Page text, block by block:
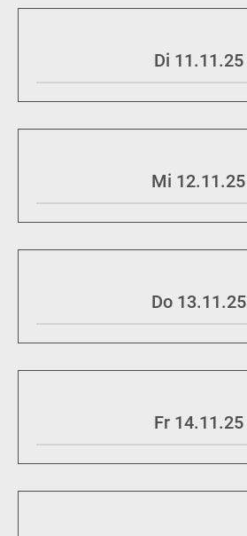
Di 11.11.25
Mi 12.11.25
Do 13.11.25
Fr 14.11.25